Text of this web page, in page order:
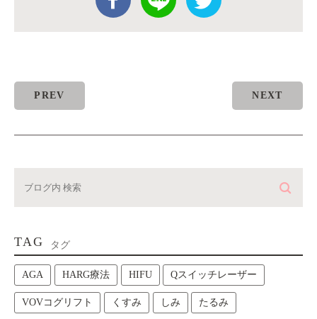
PREV NEXT
TAG タグ
AGA HARG療法 HIFU Qスイッチレーザー
VOVコグリフト くすみ しみ たるみ